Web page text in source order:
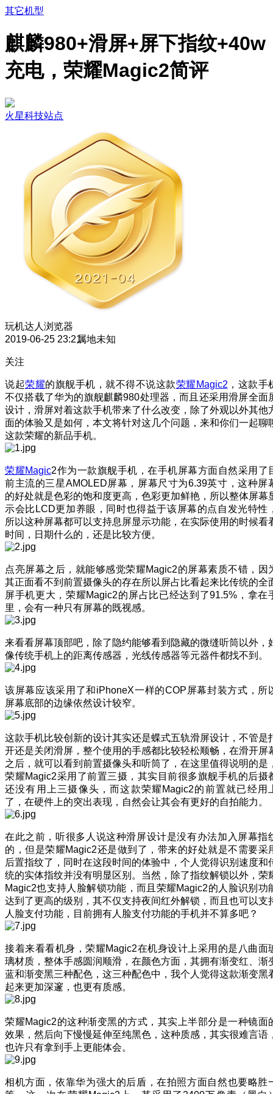
其它机型
麒麟980+滑屏+屏下指纹+40w
充电，荣耀Magic2简评
火星科技站点
玩机达人 浏览器
2019-06-25 23:21属地未知
关注
说起荣耀的旗舰手机，就不得不说这款荣耀Magic2 ，这款手
不仅搭载了华为的旗舰麒麟980处理器，而且还采用滑屏全面
设计，滑屏对着这款手机带来了什么改变，除了外观以外其他
面的体验又是如何，本文将针对这几个问题，来和你们一起聊
这款荣耀的新品手机。
荣耀Magic2作为一款旗舰手机，在手机屏幕方面自然采用了
前主流的三星AMOLED屏幕，屏幕尺寸为6.39英寸，这种屏
的好处就是色彩的饱和度更高，色彩更加鲜艳，所以整体屏幕
示会比LCD更加养眼，同时也得益于该屏幕的点自发光特性
所以这种屏幕都可以支持息屏显示功能，在实际使用的时候看
时间，日期什么的，还是比较方便。
点亮屏幕之后，就能够感觉荣耀Magic2的屏幕素质不错，因
其正面看不到前置摄像头的存在所以屏占比看起来比传统的全
屏手机更大，荣耀Magic2的屏占比已经达到了91.5%，拿在
里，会有一种只有屏幕的既视感。
来看看屏幕顶部吧，除了隐约能够看到隐藏的微缝听筒以外，
像传统手机上的距离传感器，光线传感器等元器件都找不到。
该屏幕应该采用了和iPhoneX一样的COP屏幕封装方式，所
屏幕底部的边缘依然设计较窄。
这款手机比较创新的设计其实还是蝶式五轨滑屏设计，不管是
开还是关闭滑屏，整个使用的手感都比较轻松顺畅，在滑开屏
之后，就可以看到前置摄像头和听筒了，在这里值得说明的是
荣耀Magic2采用了前置三摄，其实目前很多旗舰手机的后摄
还没有用上三摄像头，而这款荣耀Magic2的前置就已经用
了，在硬件上的突出表现，自然会让其会有更好的自拍能力。
在此之前，听很多人说这种滑屏设计是没有办法加入屏幕指
的，但是荣耀Magic2还是做到了，带来的好处就是不需要采
后置指纹了，同时在这段时间的体验中，个人觉得识别速度和
统的实体指纹并没有明显区别。当然，除了指纹解锁以外，荣
Magic2也支持人脸解锁功能，而且荣耀Magic2的人脸识别功
达到了更高的级别，其不仅支持夜间红外解锁，而且也可以支
人脸支付功能，目前拥有人脸支付功能的手机并不算多吧？
接着来看看机身，荣耀Magic2在机身设计上采用的是八曲面
璃材质，整体手感圆润顺滑，在颜色方面，其拥有渐变红、渐
蓝和渐变黑三种配色，这三种配色中，我个人觉得这款渐变黑
起来更加深邃，也更有质感。
荣耀Magic2的这种渐变黑的方式，其实上半部分是一种镜面
效果，然后向下慢慢延伸至纯黑色，这种质感，其实很难言语
也许只有拿到手上更能体会。
相机方面，依靠华为强大的后盾，在拍照方面自然也要略胜